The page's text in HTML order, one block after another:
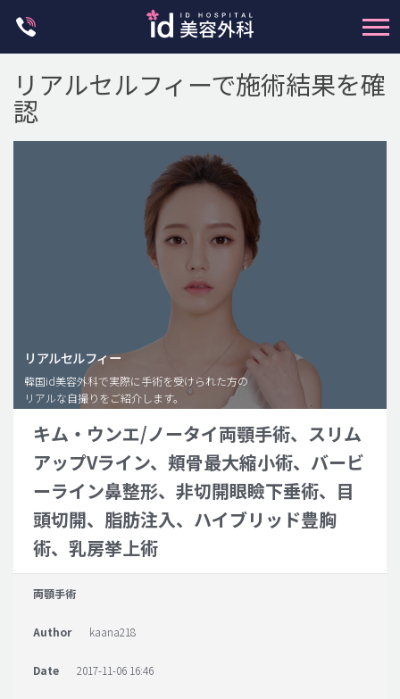
豊胸手術・バストアップ
プチ整形
脂肪吸引 (大容量)
メンズ整形
idリアルストーリー
idニュース
病院紹介
リアルセルフィーで施術結果を確
認
リアルセルフィー
韓国id美容外科で実際に手術を受けられた方の
リアルな自撮りをご紹介します。
キム・ウンエ/ノータイ両顎手術、スリム
アップVライン、頬骨最大縮小術、バービ
ーライン鼻整形、非切開眼瞼下垂術、目
頭切開、脂肪注入、ハイブリッド豊胸
術、乳房挙上術
両顎手術
Author kaana218
Date 2017-11-06 16:46